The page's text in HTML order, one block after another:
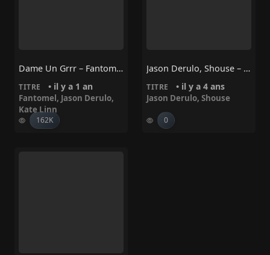
Dame Un Grrr – Fantomel, Kate Linn, Jason Derulo
TITRE • il y a 1 an
Fantomel, Jason Derulo,
Kate Linn
162K
Jason Derulo, Shouse – Never Let You Go
TITRE • il y a 4 ans
Jason Derulo, Shouse
0